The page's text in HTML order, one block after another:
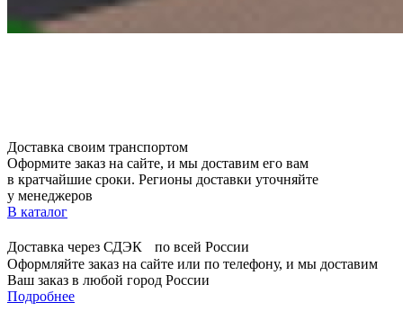
Доставка своим транспортом
Оформите заказ на сайте, и мы доставим его вам
в кратчайшие сроки. Регионы доставки уточняйте
у менеджеров
В каталог
Доставка через СДЭК по всей России
Оформляйте заказ на сайте или по телефону, и мы доставим
Ваш заказ в любой город России
Подробнее